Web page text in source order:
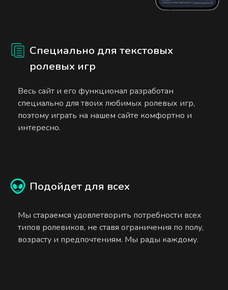
Специально для текстовых
ролевых игр
Весь сайт и его функционал разработан
специально для твоих любимых ролевых игр,
поэтому играть на нашем сайте комфортно и
интересно.
Подойдет для всех
Мы стараемся удовлетворить потребности всех
типов ролевиков, не ставя ограничения по полу,
возрасту и предпочтениям. Мы рады каждому.